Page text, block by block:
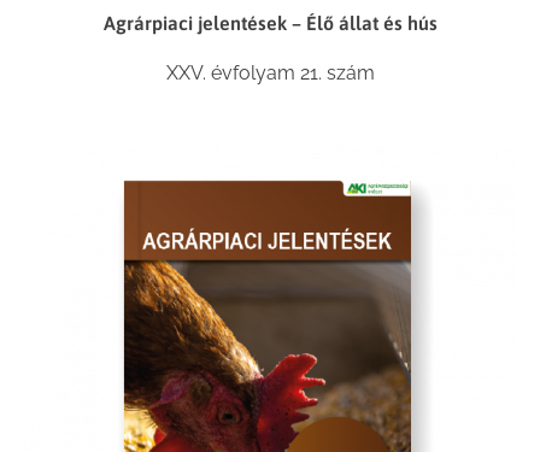
Agrárpiaci jelentések – Élő állat és hús
XXV. évfolyam 21. szám